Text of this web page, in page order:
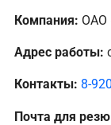
Компания: ОАО
Адрес работы:
Контакты: 8-
Почта для